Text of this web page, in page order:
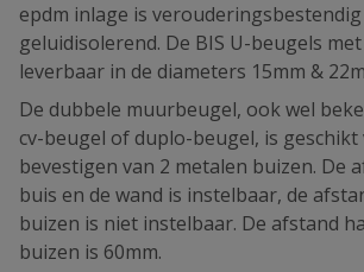
epdm inlage is
geluidisolerend. De BIS U-beugels
leverbaar in de diameters 15mm &
De dubbele muurbeugel, ook wel
cv-beugel of duplo-beugel, is
bevestigen van 2 metalen buizen. De
buis en de wand is instelbaar, de
buizen is niet instelbaar. De afstand
buizen is 60mm.